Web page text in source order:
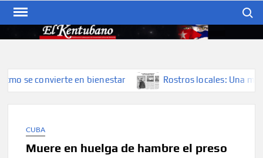
Skip
hispana de Kentucky
convierte en bienestar Rostros locales: Una mirada
CUBA
Muere en huelga de hambre el preso